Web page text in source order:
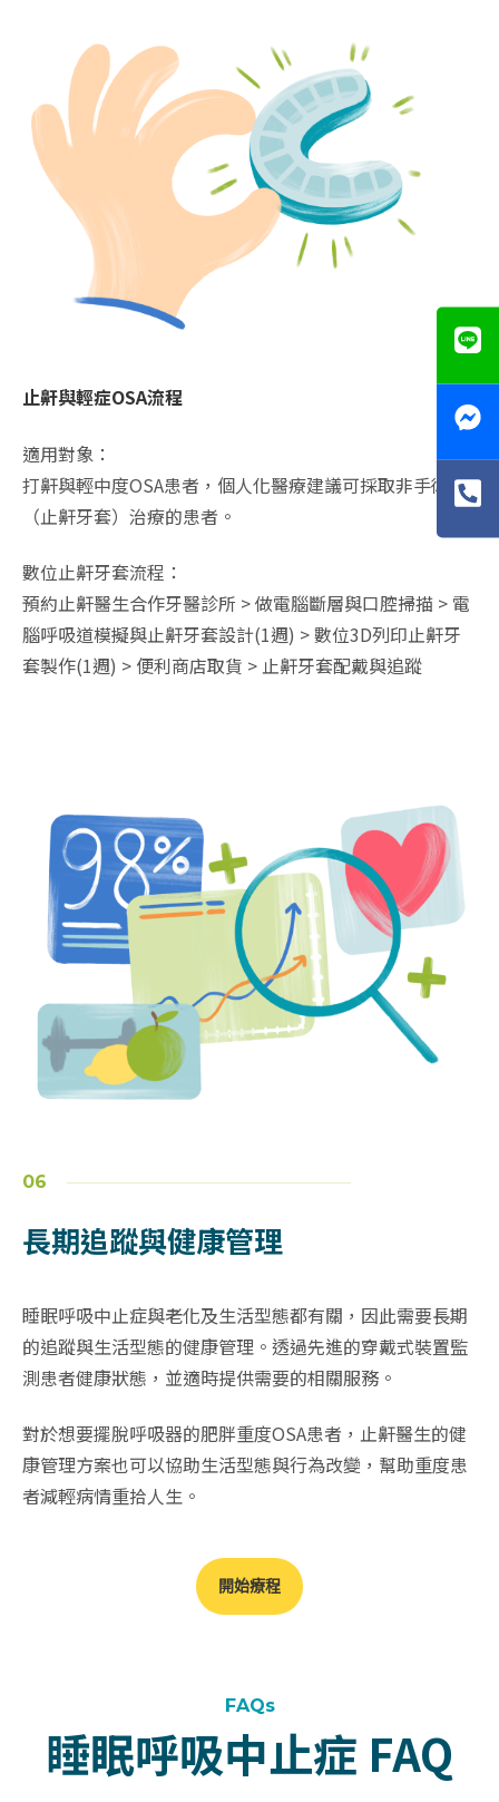
止鼾與輕症OSA流程
適用對象：
打鼾與輕中度OSA患者，個人化醫療建議可採取非手術類
（止鼾牙套）治療的患者。
數位止鼾牙套流程：
預約止鼾醫生合作牙醫診所 > 做電腦斷層與口腔掃描 > 電
腦呼吸道模擬與止鼾牙套設計(1週) > 數位3D列印止鼾牙
套製作(1週) > 便利商店取貨 > 止鼾牙套配戴與追蹤
06
長期追蹤與健康管理
睡眠呼吸中止症與老化及生活型態都有關，因此需要長期
的追蹤與生活型態的健康管理。透過先進的穿戴式裝置監
測患者健康狀態，並適時提供需要的相關服務。
對於想要擺脫呼吸器的肥胖重度OSA患者，止鼾醫生的健
康管理方案也可以協助生活型態與行為改變，幫助重度患
者減輕病情重拾人生。
開始療程
FAQs
睡眠呼吸中止症 FAQ